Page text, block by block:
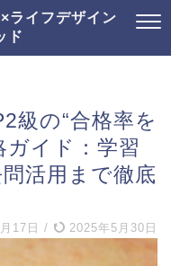
ライフデザイン
ド
級の“合格率を
ガイド：学習
活用まで徹底
17日 / 2025年5月30日